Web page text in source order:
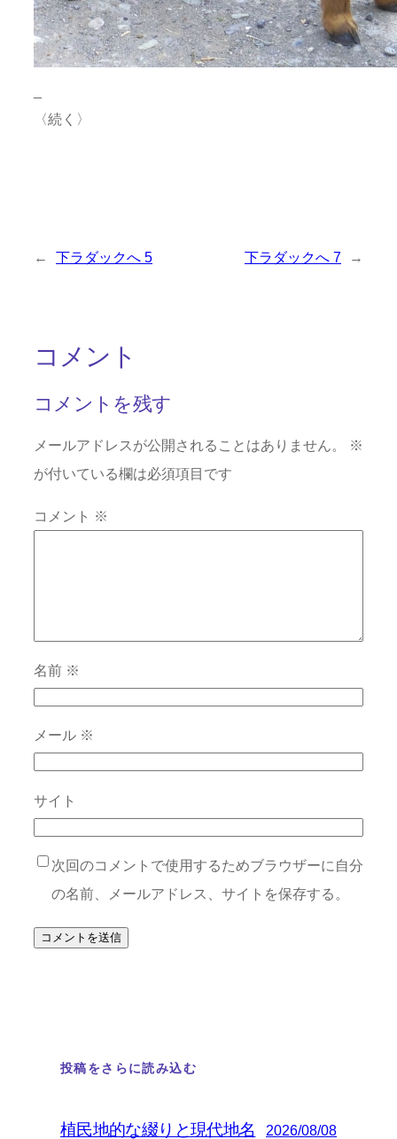
〈続く〉
← 下ラダックへ 5 下ラダックへ 7 →
コメント
コメントを残す
メールアドレスが公開されることはありません。
※
が付いている欄は必須項目です
コメント ※
名前 ※
メール ※
サイト
次回のコメントで使用するためブラウザーに自分
の名前、メールアドレス、サイトを保存する。
投稿をさらに読み込む
植民地的な綴りと現代地名 2026/08/08